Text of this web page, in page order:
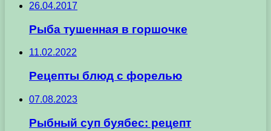
26.04.2017
Рыба тушенная в горшочке
11.02.2022
Рецепты блюд с форелью
07.08.2023
Рыбный суп буябес: рецепт